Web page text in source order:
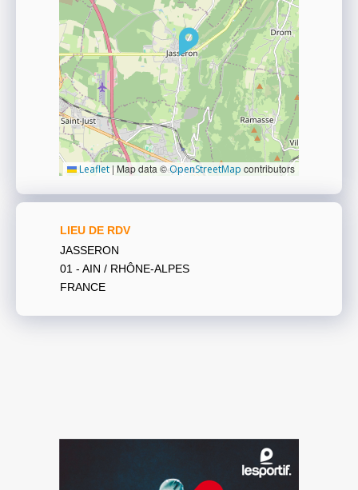
Leaflet | Map data ©OpenStreetMap contributors
LIEU DE RDV
JASSERON
01 - AIN / RHÔNE-ALPES
FRANCE